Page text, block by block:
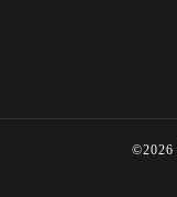
©2026